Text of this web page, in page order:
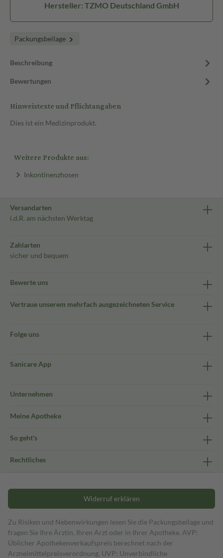
Hersteller: TZMO Deutschland GmbH
Packungsbeilage
Beschreibung
Bewertungen
Hinweistexte und Pflichtangaben
Dies ist ein Medizinprodukt.
Weitere Produkte aus:
Inkontinenzhosen
Versandarten
i.d.R. am nächsten Werktag
Zahlarten
sicher und bequem
Bewerte uns
Vertraue unserem mehrfach ausgezeichneten Service
Folge uns
Sanicare App
Unternehmen
Meine Apotheke
So geht's
Rechtliches
Widerruf erklären
Zu Risiken und Nebenwirkungen lesen Sie die Packungsbeilage und
fragen Sie Ihre Ärztin, Ihren Arzt oder in Ihrer Apotheke. AVP:
Üblicher Apothekenverkaufspreis berechnet nach der
Arzneimittelpreisverordnung. UVP: Unverbindliche